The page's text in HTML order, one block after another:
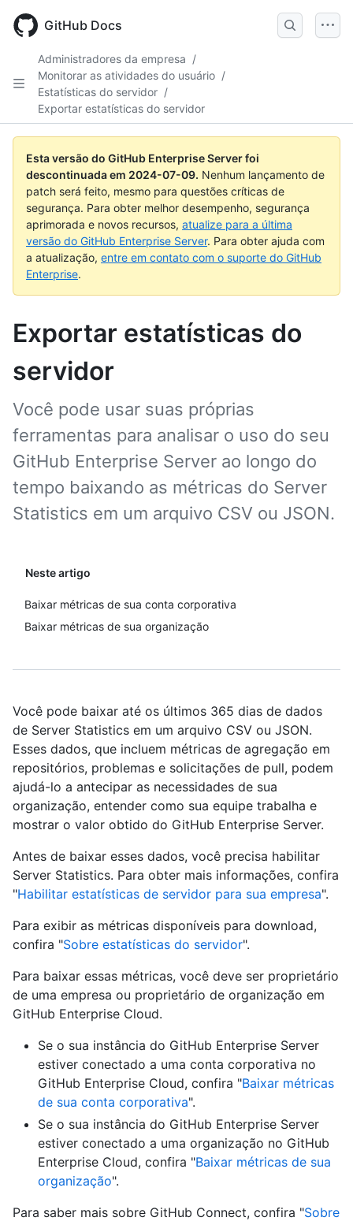
main
GitHub Docs
Administradores da empresa /
Monitorar as atividades do usuário /
Estatísticas do servidor /
Exportar estatísticas do servidor
Esta versão do GitHub Enterprise Server foi
descontinuada em 2024-07-09. Nenhum lançamento de
patch será feito, mesmo para questões críticas de
segurança. Para obter melhor desempenho, segurança
aprimorada e novos recursos, atualize para a última
versão do GitHub Enterprise Server. Para obter ajuda com
a atualização, entre em contato com o suporte do GitHub
Enterprise.
Exportar estatísticas do
servidor
Você pode usar suas próprias
ferramentas para analisar o uso do seu
GitHub Enterprise Server ao longo do
tempo baixando as métricas do Server
Statistics em um arquivo CSV ou JSON.
Neste artigo
Baixar métricas de sua conta corporativa
Baixar métricas de sua organização
Você pode baixar até os últimos 365 dias de dados
de Server Statistics em um arquivo CSV ou JSON.
Esses dados, que incluem métricas de agregação em
repositórios, problemas e solicitações de pull, podem
ajudá-lo a antecipar as necessidades de sua
organização, entender como sua equipe trabalha e
mostrar o valor obtido do GitHub Enterprise Server.
Antes de baixar esses dados, você precisa habilitar
Server Statistics. Para obter mais informações, confira
"Habilitar estatísticas de servidor para sua empresa".
Para exibir as métricas disponíveis para download,
confira "Sobre estatísticas do servidor".
Para baixar essas métricas, você deve ser proprietário
de uma empresa ou proprietário de organização em
GitHub Enterprise Cloud.
Se o sua instância do GitHub Enterprise Server
estiver conectado a uma conta corporativa no
GitHub Enterprise Cloud, confira "Baixar métricas
de sua conta corporativa".
Se o sua instância do GitHub Enterprise Server
estiver conectado a uma organização no GitHub
Enterprise Cloud, confira "Baixar métricas de sua
organização".
Para saber mais sobre GitHub Connect, confira "Sobre